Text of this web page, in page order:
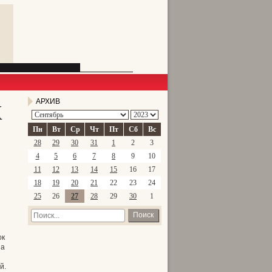
АРХИВ
Пн Вт Ср Чт Пт Сб
Вс
28
29 30 31 1 2
3
4
5 6 7 8 9
10
11
12 13 14 15 16
17
18
19 20 21 22 23
24
25
26 27 28 29 30 1
Поиск